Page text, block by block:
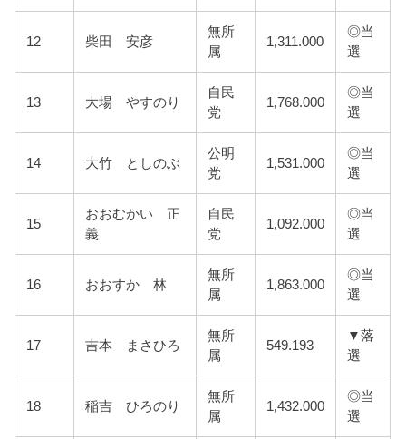
12 柴田 安彦
無所
属
1,311.000
◎当
選
13 大場 やすのり
自民
党
1,768.000
◎当
選
14 大竹 としのぶ
公明
党
1,531.000
◎当
選
15
おおむかい 正
義
自民
党
1,092.000
◎当
選
16 おおすか 林
無所
属
1,863.000
◎当
選
17 吉本 まさひろ
無所
属
549.193
▼落
選
18 稲吉 ひろのり
無所
属
1,432.000
◎当
選